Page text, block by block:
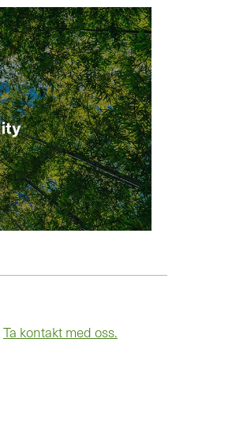
Ta kontakt med oss.